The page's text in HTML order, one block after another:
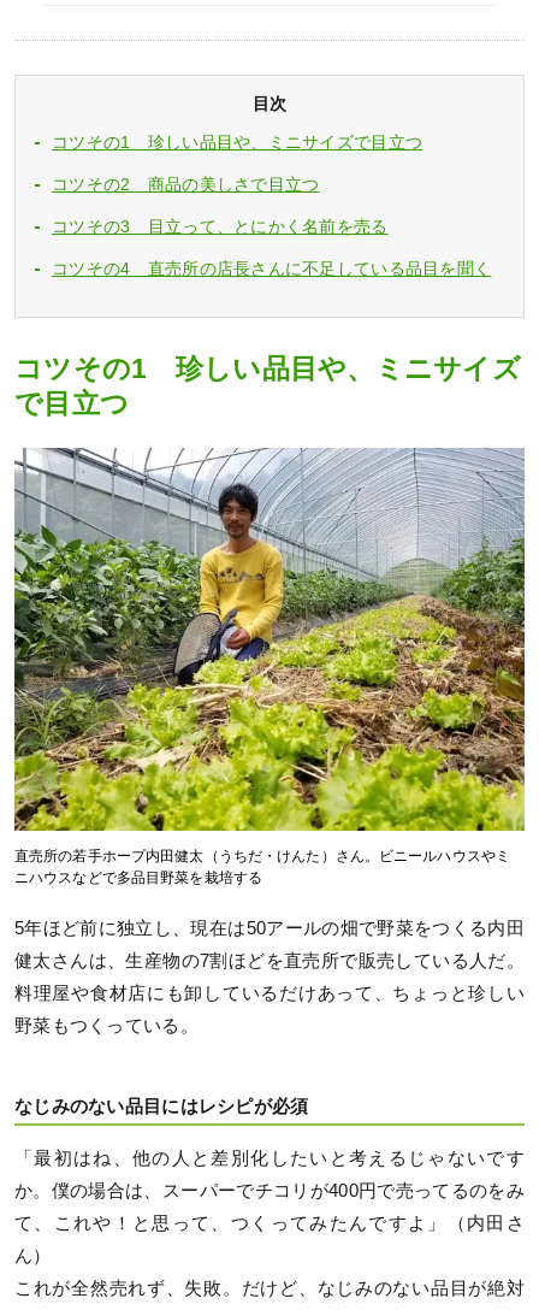
目次
コツその1 珍しい品目や、ミニサイズで目立つ
コツその2 商品の美しさで目立つ
コツその3 目立って、とにかく名前を売る
コツその4 直売所の店長さんに不足している品目を聞く
コツその1 珍しい品目や、ミニサイズ
で目立つ
直売所の若手ホープ内田健太（うちだ・けんた）さん。ビニールハウスやミ
ニハウスなどで多品目野菜を栽培する
5年ほど前に独立し、現在は50アールの畑で野菜をつくる内田
健太さんは、生産物の7割ほどを直売所で販売している人だ。
料理屋や食材店にも卸しているだけあって、ちょっと珍しい
野菜もつくっている。
なじみのない品目にはレシピが必須
「最初はね、他の人と差別化したいと考えるじゃないです
か。僕の場合は、スーパーでチコリが400円で売ってるのをみ
て、これや！と思って、つくってみたんですよ」（内田さ
ん）
これが全然売れず、失敗。だけど、なじみのない品目が絶対